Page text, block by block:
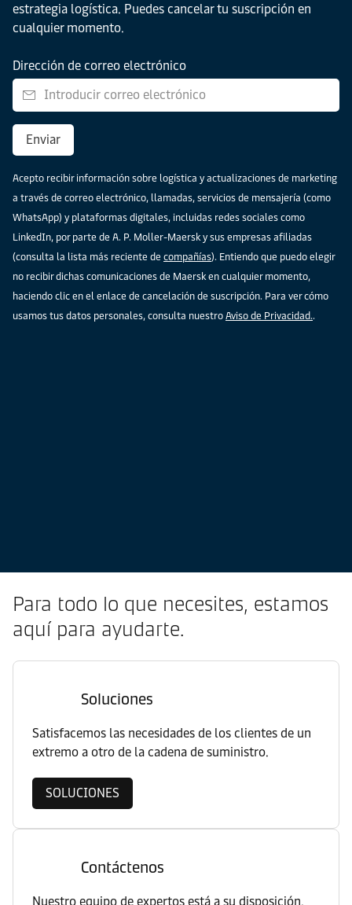
estrategia logística. Puedes cancelar tu suscripción en
cualquier momento.
Dirección de correo electrónico
Enviar
Acepto recibir información sobre logística y actualizaciones de marketing
a través de correo electrónico, llamadas, servicios de mensajería (como
WhatsApp) y plataformas digitales, incluidas redes sociales como
LinkedIn, por parte de A. P. Moller-Maersk y sus empresas afiliadas
(consulta la lista más reciente de compañías). Entiendo que puedo elegir
no recibir dichas comunicaciones de Maersk en cualquier momento,
haciendo clic en el enlace de cancelación de suscripción. Para ver cómo
usamos tus datos personales, consulta nuestro Aviso de Privacidad..
Para todo lo que necesites, estamos
aquí para ayudarte.
Soluciones
Satisfacemos las necesidades de los clientes de un
extremo a otro de la cadena de suministro.
SOLUCIONES
Contáctenos
Nuestro equipo de expertos está a su disposición.